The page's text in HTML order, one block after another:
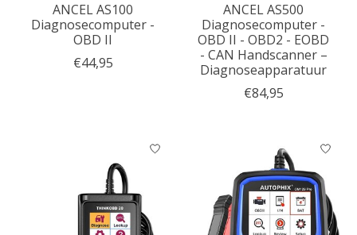
ANCEL AS100
Diagnosecomputer -
OBD II
€44,95
ANCEL AS500
Diagnosecomputer -
OBD II - OBD2 - EOBD
- CAN Handscanner –
Diagnoseapparatuur
€84,95